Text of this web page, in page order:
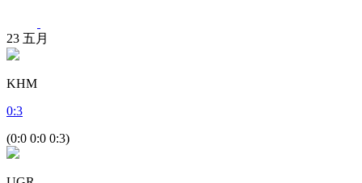
23 五月
KHM
0:3
(0:0 0:0 0:3)